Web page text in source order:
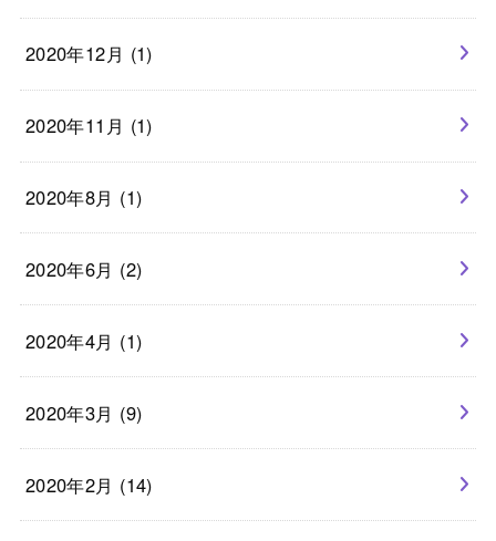
2020年12月 (1)
2020年11月 (1)
2020年8月 (1)
2020年6月 (2)
2020年4月 (1)
2020年3月 (9)
2020年2月 (14)